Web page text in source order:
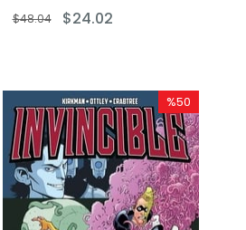
$24.02
$48.04
%50
İndirim
%50İndirim